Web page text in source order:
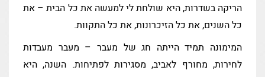
הריקה בשדרות, היא שולחת לי למעשה את כל הבית – את
כל השנים, את כל הזיכרונות, את כל התקוות.
המימונה תמיד הייתה חג של מעבר – מעבר מעבדות
לחירות, מחורף לאביב, מסגירות לפתיחות. השנה, היא